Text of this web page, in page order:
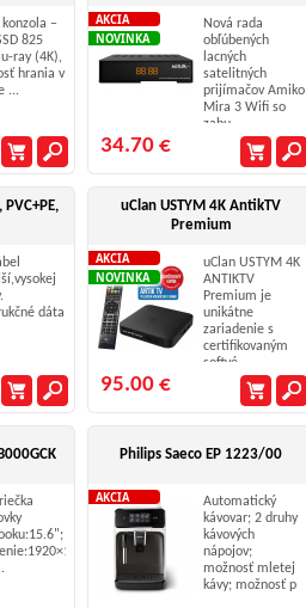
konzola –
825
ray (4K),
hrania v
...
AKCIA
NOVINKA
Nová rada
obľúbených
lacných
satelitných
prijímačov Amiko
Mira 3 Wifi so
zabu ...
34.70 €
dáta
uClan USTYM 4K AntikTV
Premium
AKCIA
NOVINKA
uClan USTYM 4K
ANTIKTV
Premium je
unikátne
zariadenie s
certifikovaným
softvé ...
95.00 €
Philips Saeco EP 1223/00
AKCIA
Automatický
kávovar; 2 druhy
kávových
nápojov;
možnosť mletej
kávy; možnosť p